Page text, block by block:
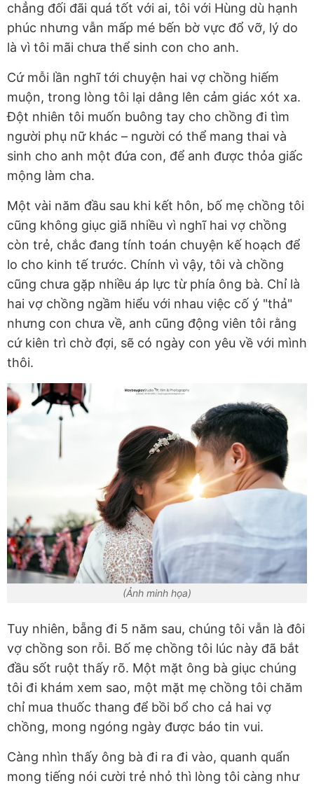
chẳng đối đãi quá tốt với ai, tôi với Hùng dù hạnh
phúc nhưng vẫn mấp mé bến bờ vực đổ vỡ, lý do
là vì tôi mãi chưa thể sinh con cho anh.
Cứ mỗi lần nghĩ tới chuyện hai vợ chồng hiếm
muộn, trong lòng tôi lại dâng lên cảm giác xót xa.
Đột nhiên tôi muốn buông tay cho chồng đi tìm
người phụ nữ khác – người có thể mang thai và
sinh cho anh một đứa con, để anh được thỏa giấc
mộng làm cha.
Một vài năm đầu sau khi kết hôn, bố mẹ chồng tôi
cũng không giục giã nhiều vì nghĩ hai vợ chồng
còn trẻ, chắc đang tính toán chuyện kế hoạch để
lo cho kinh tế trước. Chính vì vậy, tôi và chồng
cũng chưa gặp nhiều áp lực từ phía ông bà. Chỉ là
hai vợ chồng ngầm hiểu với nhau việc cố ý "thả"
nhưng con chưa về, anh cũng động viên tôi rằng
cứ kiên trì chờ đợi, sẽ có ngày con yêu về với mình
thôi.
(Ảnh minh họa)
Tuy nhiên, bẵng đi 5 năm sau, chúng tôi vẫn là đôi
vợ chồng son rỗi. Bố mẹ chồng tôi lúc này đã bắt
đầu sốt ruột thấy rõ. Một mặt ông bà giục chúng
tôi đi khám xem sao, một mặt mẹ chồng tôi chăm
chỉ mua thuốc thang để bồi bổ cho cả hai vợ
chồng, mong ngóng ngày được báo tin vui.
Càng nhìn thấy ông bà đi ra đi vào, quanh quẩn
mong tiếng nói cười trẻ nhỏ thì lòng tôi càng như